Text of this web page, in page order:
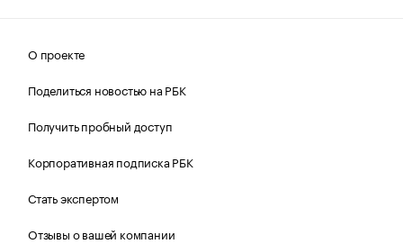
О проекте
Поделиться новостью на РБК
Получить пробный доступ
Корпоративная подписка РБК
Стать экспертом
Отзывы о вашей компании